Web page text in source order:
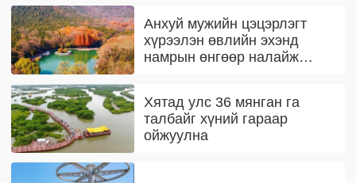
Анхуй мужийн цэцэрлэгт
хүрээлэн өвлийн эхэнд
намрын өнгөөр налайж
Хятад улс 36 мянган га
талбайг хүний гараар
ойжуулна